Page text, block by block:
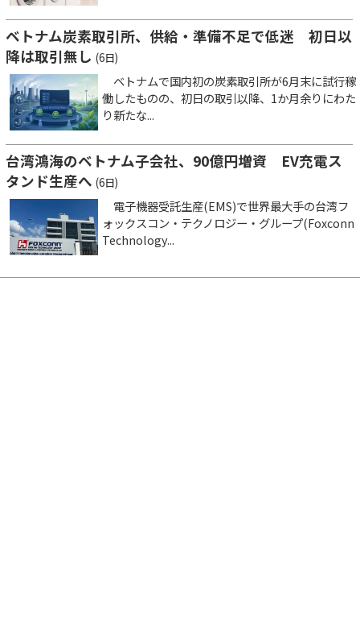
ベトナム炭素取引所、供給・準備不足で低迷 初日以
降は取引無し (6日)
ベトナムで国内初の炭素取引所が6月末に試行稼
働したものの、初日の取引以降、1か月余りにわた
り新たな...
台湾鴻海のベトナム子会社、90億円増資 EV充電ス
タンド生産へ (6日)
電子機器受託生産(EMS)で世界最大手の台湾フ
ォックスコン・テクノロジー・グループ(Foxconn
Technology...